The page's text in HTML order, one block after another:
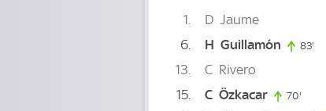
1 D
Jaume
6
H Guillamón 83'
13 C Rivero
15
C Özkacar 70'